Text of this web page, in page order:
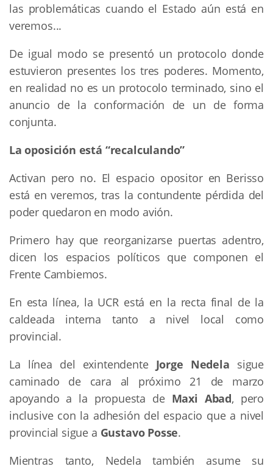
las problemáticas cuando el Estado aún está en
veremos...
De igual modo se presentó un protocolo donde
estuvieron presentes los tres poderes. Momento,
en realidad no es un protocolo terminado, sino el
anuncio de la conformación de un de forma
conjunta.
La oposición está “recalculando”
Activan pero no. El espacio opositor en Berisso
está en veremos, tras la contundente pérdida del
poder quedaron en modo avión.
Primero hay que reorganizarse puertas adentro,
dicen los espacios políticos que componen el
Frente Cambiemos.
En esta línea, la UCR está en la recta final de la
caldeada interna tanto a nivel local como
provincial.
La línea del exintendente Jorge Nedela sigue
caminado de cara al próximo 21 de marzo
apoyando a la propuesta de Maxi Abad, pero
inclusive con la adhesión del espacio que a nivel
provincial sigue a Gustavo Posse.
Mientras tanto, Nedela también asume su